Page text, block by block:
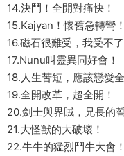
14.決鬥！全開對痛快！
15.Kajyan！懷舊急轉彎！
16.磁石很難受，我受不了
17.Nunu叫靈異同好會！
18.人生苦短，應該戀愛全
19.全開改革，超全開！
20.劍士與界賊，兄長的
21.大怪獸的大破壞！
22.牛牛的猛烈鬥牛大會！